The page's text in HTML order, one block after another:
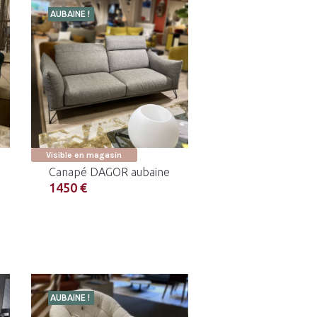
AUBAINE !
Visible en magasin
Canapé DAGOR aubaine
1450 €
AUBAINE !